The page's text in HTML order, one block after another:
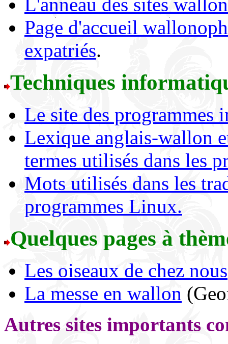
Page d'accueil
expatriés.
Techniques
Le site des
Lexique anglais-wallon
termes utilisés dans les
Mots utilisés dans les
programmes Linux.
Quelques pages à
Les oiseaux de chez nous
La messe en wallon
Autres sites importants